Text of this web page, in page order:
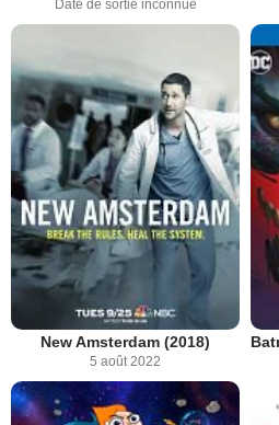
Date de sortie inconnue
New Amsterdam (2018)
5 août 2022